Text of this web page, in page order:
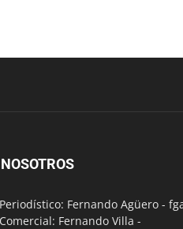
Fernando Agüero -
Fernando Villa -